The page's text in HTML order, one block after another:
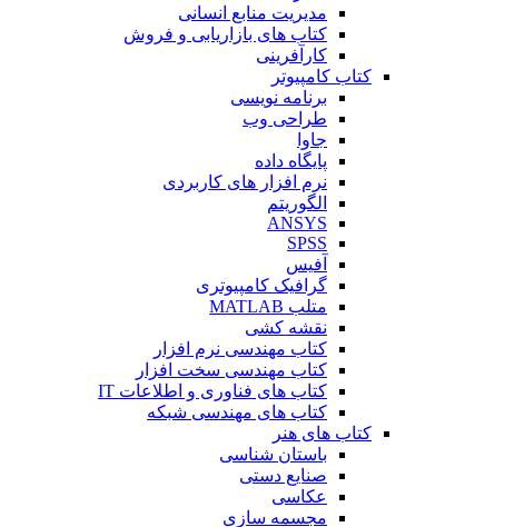
مدیریت منابع انسانی
کتاب های بازاریابی و فروش
کارآفرینی
کتاب کامپیوتر
برنامه نویسی
طراحی وب
جاوا
پایگاه داده
نرم افزار های کاربردی
الگوریتم
ANSYS
SPSS
آفیس
گرافیک کامپیوتری
متلب MATLAB
نقشه کشی
کتاب مهندسی نرم افزار
کتاب مهندسی سخت افزار
کتاب های فناوری و اطلاعات IT
کتاب های مهندسی شبکه
کتاب های هنر
باستان شناسی
صنایع دستی
عکاسی
مجسمه سازی